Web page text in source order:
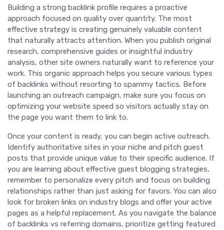
Building a strong backlink profile requires a proactive
approach focused on quality over quantity. The most
effective strategy is creating genuinely valuable content
that naturally attracts attention. When you publish original
research, comprehensive guides or insightful industry
analysis, other site owners naturally want to reference your
work. This organic approach helps you secure various types
of backlinks without resorting to spammy tactics. Before
launching an outreach campaign, make sure you focus on
optimizing your website speed so visitors actually stay on
the page you want them to link to.
Once your content is ready, you can begin active outreach.
Identify authoritative sites in your niche and pitch guest
posts that provide unique value to their specific audience. If
you are learning about effective guest blogging strategies,
remember to personalize every pitch and focus on building
relationships rather than just asking for favors. You can also
look for broken links on industry blogs and offer your active
pages as a helpful replacement. As you navigate the balance
of backlinks vs referring domains, prioritize getting featured